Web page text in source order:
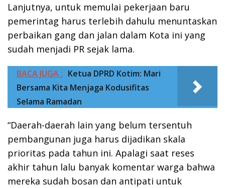
Lanjutnya, untuk memulai pekerjaan baru
pemerintag harus terlebih dahulu menuntaskan
perbaikan gang dan jalan dalam Kota ini yang
sudah menjadi PR sejak lama.
BACA JUGA : Ketua DPRD Kotim: Mari
Bersama Kita Menjaga Kodusifitas
Selama Ramadan
“Daerah-daerah lain yang belum tersentuh
pembangunan juga harus dijadikan skala
prioritas pada tahun ini. Apalagi saat reses
akhir tahun lalu banyak komentar warga bahwa
mereka sudah bosan dan antipati untuk